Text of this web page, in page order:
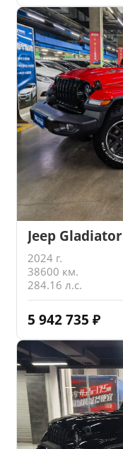
Jeep Gladiator
2024 г.
38600 км.
284.16 л.с.
5 942 735 ₽